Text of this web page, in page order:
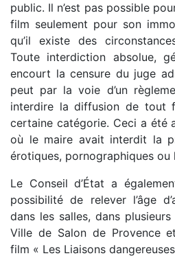
public. Il n’est pas possible
film seulement pour son
qu’il existe des
Toute interdiction absolue,
encourt la censure du juge
peut par la voie d’un
interdire la diffusion de tout
certaine catégorie. Ceci a été
où le maire avait interdit la
érotiques, pornographiques ou
Le Conseil d’État a
possibilité de relever l’âge
dans les salles, dans
Ville de Salon de Provence
film « Les Liaisons